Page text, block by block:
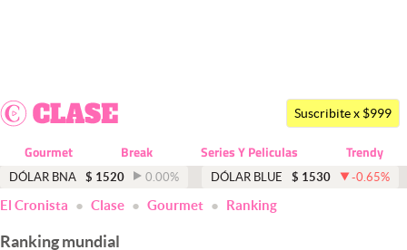
Dólar
Economía y Política
Finanzas y Mercados
Mercados Online
Suscribite x $999
Gourmet Break Series Y Peliculas Trendy
DÓLAR BNA $ 1520 0.00% DÓLAR BLUE $ 1530 -0.65%
El Cronista Clase Gourmet Ranking
Ranking mundial